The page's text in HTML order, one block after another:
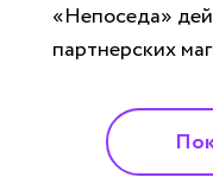
«Непоседа»
партнерских